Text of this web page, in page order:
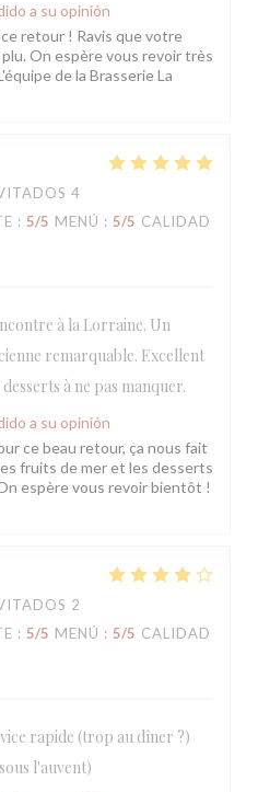
a su opinión
retour ! Ravis que votre
On espère vous revoir très
de la Brasserie La
4
: 5/5 MENÚ : 5/5 CALIDAD
à la Lorraine. Un
remarquable. Excellent
à ne pas manquer.
a su opinión
ce beau retour, ça nous fait
fruits de mer et les desserts
espère vous revoir bientôt !
2
: 5/5 MENÚ : 5/5 CALIDAD
rapide (trop au dîner ?)
l'auvent)